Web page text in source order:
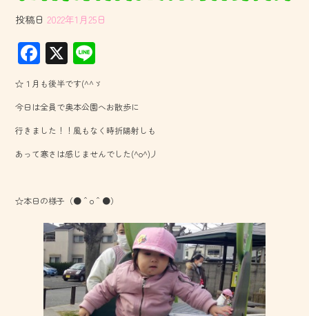
投稿日 2022年1月25日
F
ac
e
b
o
ok
X
ne
☆１月も後半です(^^ゞ
今日は全員で奥本公園へお散歩に
行きました！！風もなく時折陽射しも
あって寒さは感じませんでした(^o^)丿
☆本日の様子（●＾o＾●）